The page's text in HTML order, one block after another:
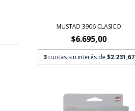
MUSTAD 3906 CLASICO
$6.695,00
3 cuotas sin interés de $2.231,67